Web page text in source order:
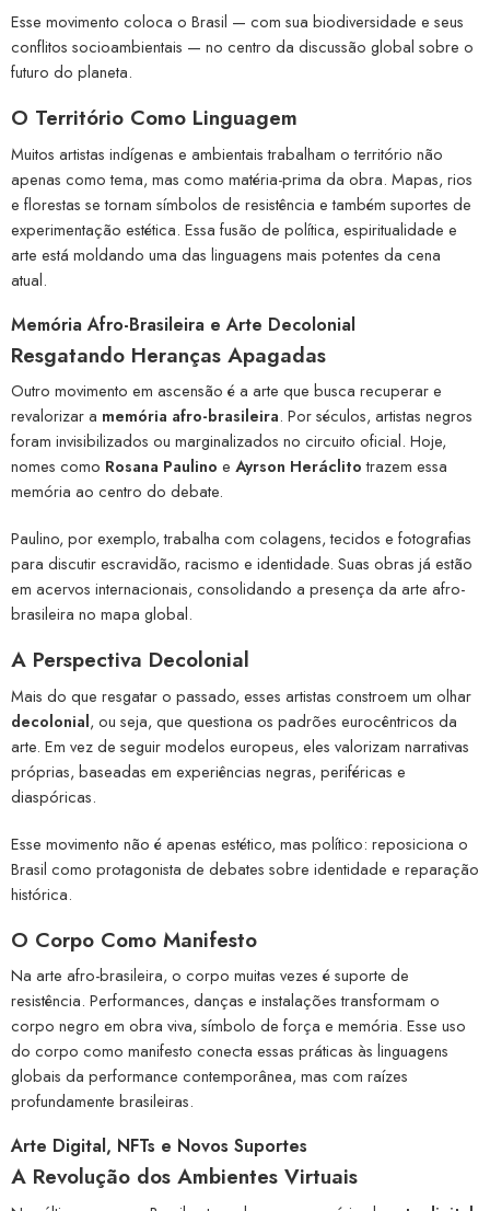
Esse movimento coloca o Brasil — com sua biodiversidade e seus
conflitos socioambientais — no centro da discussão global sobre o
futuro do planeta.
O Território Como Linguagem
Muitos artistas indígenas e ambientais trabalham o território não
apenas como tema, mas como matéria-prima da obra. Mapas, rios
e florestas se tornam símbolos de resistência e também suportes de
experimentação estética. Essa fusão de política, espiritualidade e
arte está moldando uma das linguagens mais potentes da cena
atual.
Memória Afro-Brasileira e Arte Decolonial
Resgatando Heranças Apagadas
Outro movimento em ascensão é a arte que busca recuperar e
revalorizar a memória afro-brasileira. Por séculos, artistas negros
foram invisibilizados ou marginalizados no circuito oficial. Hoje,
nomes como Rosana Paulino e Ayrson Heráclitotrazem essa
memória ao centro do debate.
Paulino, por exemplo, trabalha com colagens, tecidos e fotografias
para discutir escravidão, racismo e identidade. Suas obras já estão
em acervos internacionais, consolidando a presença da arte afro-
brasileira no mapa global.
A Perspectiva Decolonial
Mais do que resgatar o passado, esses artistas constroem um olhar
decolonial, ou seja, que questiona os padrões eurocêntricos da
arte. Em vez de seguir modelos europeus, eles valorizam narrativas
próprias, baseadas em experiências negras, periféricas e
diaspóricas.
Esse movimento não é apenas estético, mas político: reposiciona o
Brasil como protagonista de debates sobre identidade e reparação
histórica.
O Corpo Como Manifesto
Na arte afro-brasileira, o corpo muitas vezes é suporte de
resistência. Performances, danças e instalações transformam o
corpo negro em obra viva, símbolo de força e memória. Esse uso
do corpo como manifesto conecta essas práticas às linguagens
globais da performance contemporânea, mas com raízes
profundamente brasileiras.
Arte Digital, NFTs e Novos Suportes
A Revolução dos Ambientes Virtuais